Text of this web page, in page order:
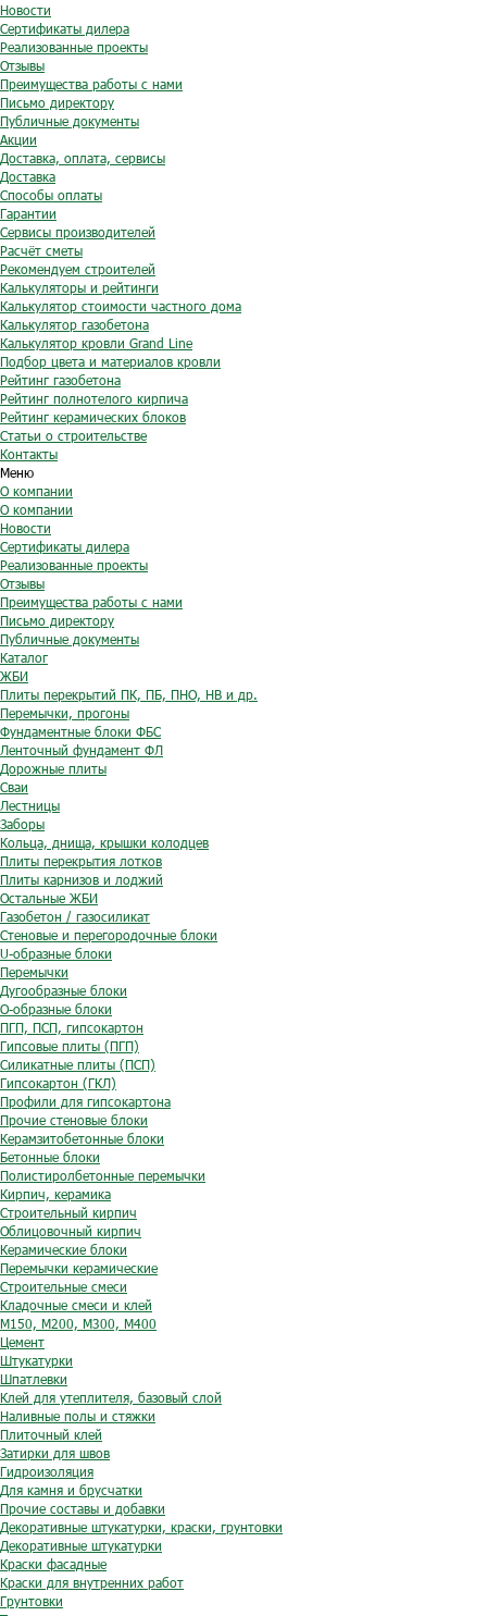
Новости
Сертификаты дилера
Реализованные проекты
Отзывы
Преимущества работы с нами
Письмо директору
Публичные документы
Акции
Доставка, оплата, сервисы
Доставка
Способы оплаты
Гарантии
Сервисы производителей
Расчёт сметы
Рекомендуем строителей
Калькуляторы и рейтинги
Калькулятор стоимости частного дома
Калькулятор газобетона
Калькулятор кровли Grand Line
Подбор цвета и материалов кровли
Рейтинг газобетона
Рейтинг полнотелого кирпича
Рейтинг керамических блоков
Статьи о строительстве
Контакты
Меню
О компании
О компании
Новости
Сертификаты дилера
Реализованные проекты
Отзывы
Преимущества работы с нами
Письмо директору
Публичные документы
Каталог
ЖБИ
Плиты перекрытий ПК, ПБ, ПНО, НВ и др.
Перемычки, прогоны
Фундаментные блоки ФБС
Ленточный фундамент ФЛ
Дорожные плиты
Сваи
Лестницы
Заборы
Кольца, днища, крышки колодцев
Плиты перекрытия лотков
Плиты карнизов и лоджий
Остальные ЖБИ
Газобетон / газосиликат
Стеновые и перегородочные блоки
U-образные блоки
Перемычки
Дугообразные блоки
O-образные блоки
ПГП, ПСП, гипсокартон
Гипсовые плиты (ПГП)
Силикатные плиты (ПСП)
Гипсокартон (ГКЛ)
Профили для гипсокартона
Прочие стеновые блоки
Керамзитобетонные блоки
Бетонные блоки
Полистиролбетонные перемычки
Кирпич, керамика
Строительный кирпич
Облицовочный кирпич
Керамические блоки
Перемычки керамические
Строительные смеси
Кладочные смеси и клей
М150, М200, М300, М400
Цемент
Штукатурки
Шпатлевки
Клей для утеплителя, базовый слой
Наливные полы и стяжки
Плиточный клей
Затирки для швов
Гидроизоляция
Для камня и брусчатки
Прочие составы и добавки
Декоративные штукатурки, краски, грунтовки
Декоративные штукатурки
Краски фасадные
Краски для внутренних работ
Грунтовки